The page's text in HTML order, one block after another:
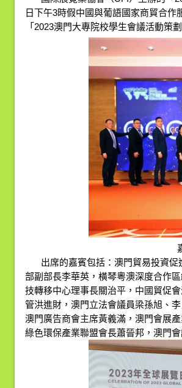
日下午3時假中國與葡語國家商貿合
「2023澳門大專院校學生會議活動策
出席的嘉賓包括：澳門貿易投資
部副部長李華英，橫琴粵澳深度合作
技轉移中心理事長關治平，中國貿促
管洪進財，澳門立法會議員梁孫旭、
澳門廣告商會主席黃義滿，澳門會展
綠色環保產業聯盟會長蕭晉邦，澳門